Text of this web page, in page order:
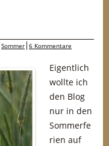
Sommer 6 Kommentare
Eigentlich
wollte ich
den Blog
nur in den
Sommerfe
rien auf